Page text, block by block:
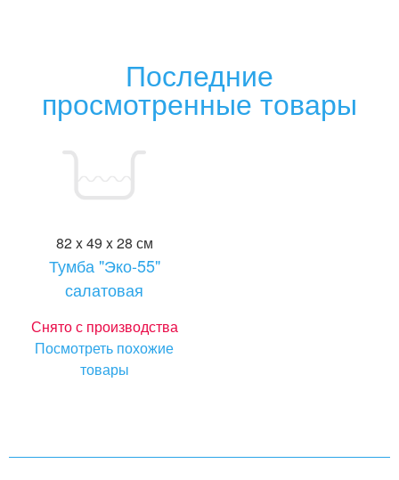
Последние
просмотренные товары
82 x 49 x 28 см
Тумба "Эко-55"
салатовая
Снято с производства
Посмотреть похожие
товары